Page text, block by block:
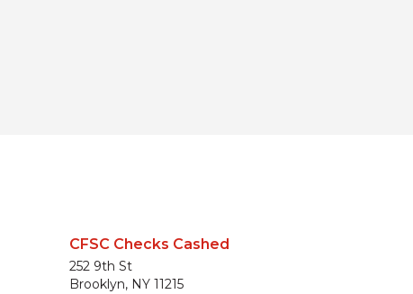
CFSC Checks Cashed
252 9th St
Brooklyn, NY 11215